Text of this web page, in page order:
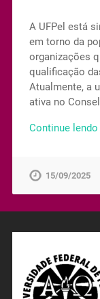
A UFPel está
em torno da
organizações
qualificação
Atualmente, a
ativa no
Continue
15/09/2025